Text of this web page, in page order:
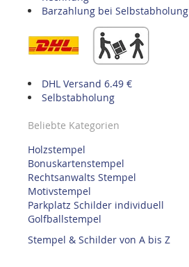
Barzahlung bei Selbstabholung
DHL Versand 6.49 €
Selbstabholung
Beliebte Kategorien
Holzstempel
Bonuskartenstempel
Rechtsanwalts Stempel
Motivstempel
Parkplatz Schilder individuell
Golfballstempel
Stempel & Schilder von A bis Z